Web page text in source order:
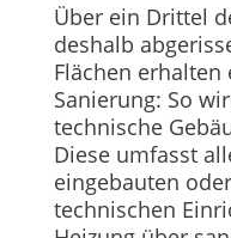
Über ein Drittel
deshalb
Flächen
Sanierung: So
technische
Diese umfasst
eingebauten
technischen